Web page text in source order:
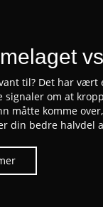
til? Det har vært
signaler om at
måtte komme
din bedre halvdel